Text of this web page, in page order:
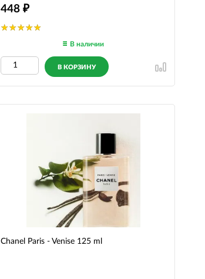
448
В наличии
В КОРЗИНУ
Chanel Paris - Venise 125 ml